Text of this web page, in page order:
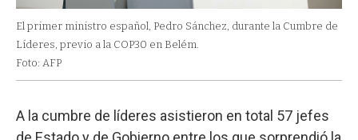
El primer ministro español, Pedro Sánchez, durante la Cumbre de
Líderes, previo a la COP30 en Belém.
Foto: AFP
A la cumbre de líderes asistieron en total 57 jefes